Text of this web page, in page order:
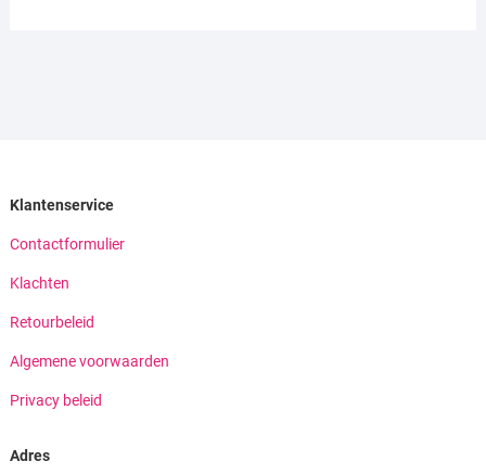
Klantenservice
Contactformulier
Klachten
Retourbeleid
Algemene voorwaarden
Privacy beleid
Adres